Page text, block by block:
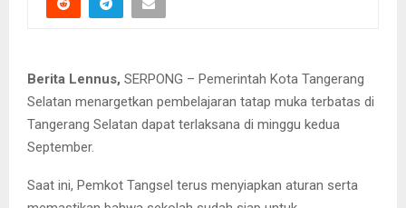
Berita Lennus, SERPONG – Pemerintah Kota Tangerang
Selatan menargetkan pembelajaran tatap muka terbatas di
Tangerang Selatan dapat terlaksana di minggu kedua
September.
Saat ini, Pemkot Tangsel terus menyiapkan aturan serta